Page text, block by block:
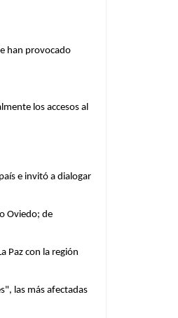
han provocado
los accesos al
e invitó a dialogar
Oviedo; de
Paz con la región
las más afectadas